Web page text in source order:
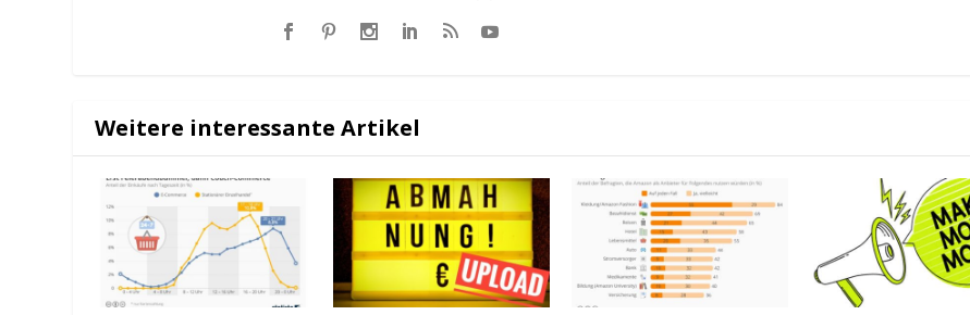
Weitere interessante Artikel